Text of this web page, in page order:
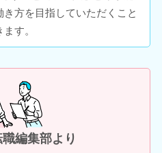
方を目指していただくこと
す。
編集部より